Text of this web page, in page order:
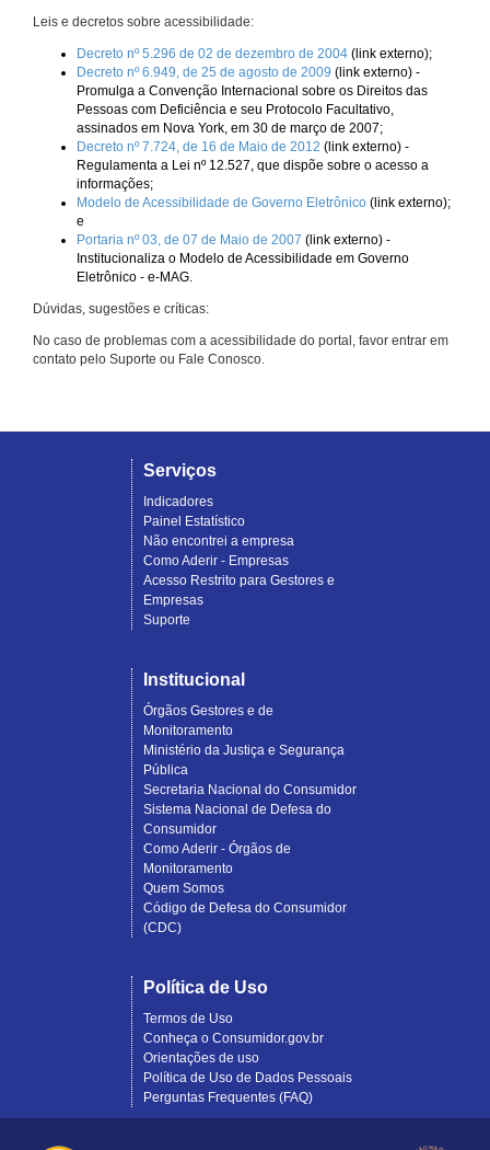
Leis e decretos sobre acessibilidade:
Decreto nº 5.296 de 02 de dezembro de 2004 (link externo);
Decreto nº 6.949, de 25 de agosto de 2009 (link externo) -
Promulga a Convenção Internacional sobre os Direitos das
Pessoas com Deficiência e seu Protocolo Facultativo,
assinados em Nova York, em 30 de março de 2007;
Decreto nº 7.724, de 16 de Maio de 2012 (link externo) -
Regulamenta a Lei nº 12.527, que dispõe sobre o acesso a
informações;
Modelo de Acessibilidade de Governo Eletrônico (link externo);
e
Portaria nº 03, de 07 de Maio de 2007 (link externo) -
Institucionaliza o Modelo de Acessibilidade em Governo
Eletrônico - e-MAG.
Dúvidas, sugestões e críticas:
No caso de problemas com a acessibilidade do portal, favor entrar em
contato pelo Suporte ou Fale Conosco.
Serviços
Indicadores
Painel Estatístico
Não encontrei a empresa
Como Aderir - Empresas
Acesso Restrito para Gestores e
Empresas
Suporte
Institucional
Órgãos Gestores e de
Monitoramento
Ministério da Justiça e Segurança
Pública
Secretaria Nacional do Consumidor
Sistema Nacional de Defesa do
Consumidor
Como Aderir - Órgãos de
Monitoramento
Quem Somos
Código de Defesa do Consumidor
(CDC)
Política de Uso
Termos de Uso
Conheça o Consumidor.gov.br
Orientações de uso
Política de Uso de Dados Pessoais
Perguntas Frequentes (FAQ)